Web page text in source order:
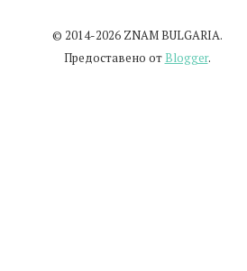
© 2014-2026 ZNAM BULGARIA.
Предоставено от Blogger.